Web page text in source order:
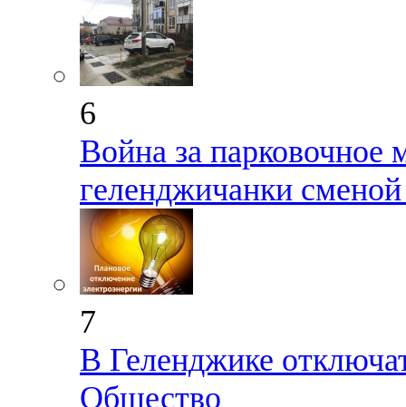
6
Война за парковочное
геленджичанки
7
В Геленджике
Общество